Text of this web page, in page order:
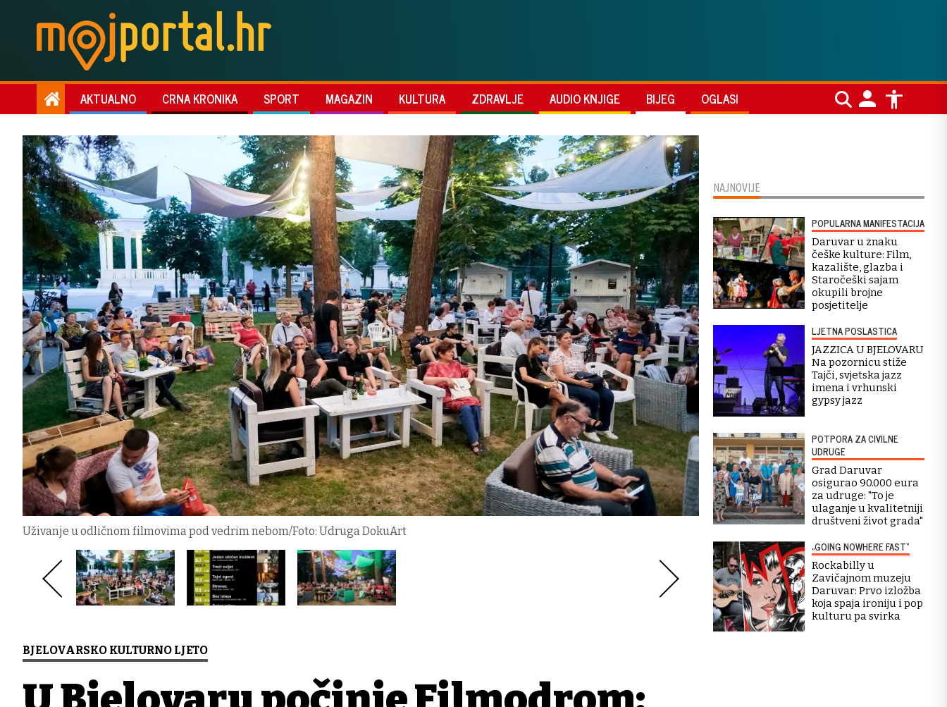
AKTUALNO CRNA KRONIKA SPORT MAGAZIN KULTURA ZDRAVLJE AUDIO KNJIGE BIJEG OGLASI
Uživanje u odličnom filmovima pod vedrim nebom/Foto: Udruga DokuArt
BJELOVARSKO KULTURNO LJETO
NAJNOVIJE
POPULARNA MANIFESTACIJA
Daruvar u znaku
češke kulture: Film,
kazalište, glazba i
Staročeški sajam
okupili brojne
posjetitelje
LJETNA POSLASTICA
JAZZICA U BJELOVARU
Na pozornicu stiže
Tajči, svjetska jazz
imena i vrhunski
gypsy jazz
POTPORA ZA CIVILNE
UDRUGE
Grad Daruvar
osigurao 90.000 eura
za udruge: "To je
ulaganje u kvalitetniji
društveni život grada"
„GOING NOWHERE FAST“
Rockabilly u
Zavičajnom muzeju
Daruvar: Prvo izložba
koja spaja ironiju i pop
kulturu pa svirka